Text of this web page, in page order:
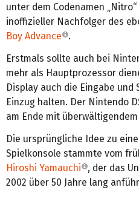
unter dem Codenamen
inoffizieller Nachfolger des
Boy Advance
.
Erstmals sollte auch bei
mehr als Hauptprozessor
Display auch die Eingabe
Einzug halten. Der Nintendo
am Ende mit
Die ursprüngliche Idee zu
Spielkonsole stammte vom
Hiroshi Yamauchi
, der das
2002 über 50 Jahre lang